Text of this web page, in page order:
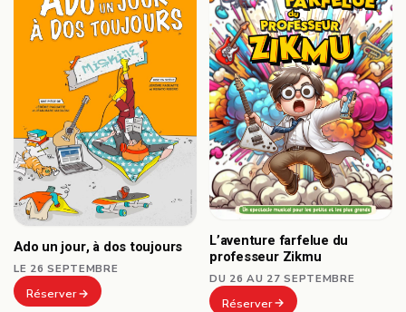
Ado un jour, à dos toujours
LE 26 SEPTEMBRE
Réserver
L’aventure farfelue du
professeur Zikmu
DU 26 AU 27 SEPTEMBRE
Réserver